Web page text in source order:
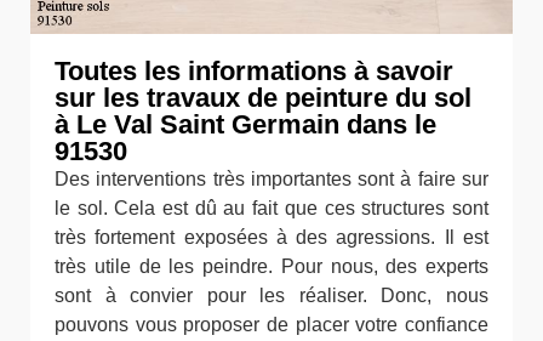
Toutes les informations à savoir
sur les travaux de peinture du sol
à Le Val Saint Germain dans le
91530
Des interventions très importantes sont à faire sur
le sol. Cela est dû au fait que ces structures sont
très fortement exposées à des agressions. Il est
très utile de les peindre. Pour nous, des experts
sont à convier pour les réaliser. Donc, nous
pouvons vous proposer de placer votre confiance